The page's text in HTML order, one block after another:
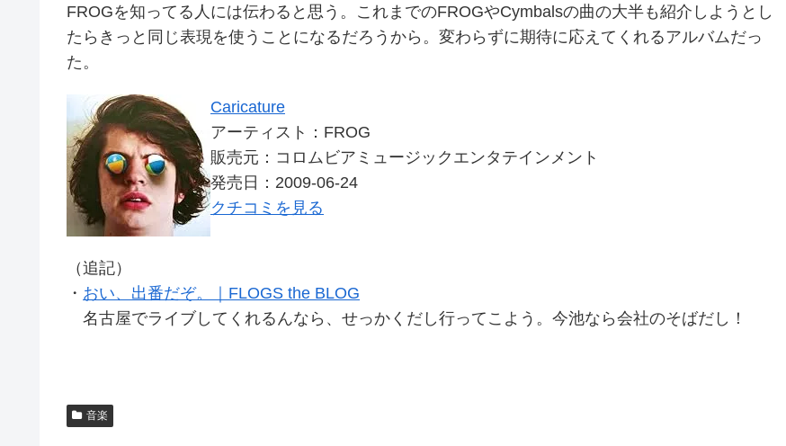
FROGを知ってる人には伝わると思う。これまでのFROGやCymbalsの曲の大半も紹介しようとし
たらきっと同じ表現を使うことになるだろうから。変わらずに期待に応えてくれるアルバムだっ
た。
Caricature
アーティスト：FROG
販売元：コロムビアミュージックエンタテインメント
発売日：2009-06-24
クチコミを見る
（追記）
・ おい、出番だぞ。｜FLOGS the BLOG
名古屋でライブしてくれるんなら、せっかくだし行ってこよう。今池なら会社のそばだし！
音楽